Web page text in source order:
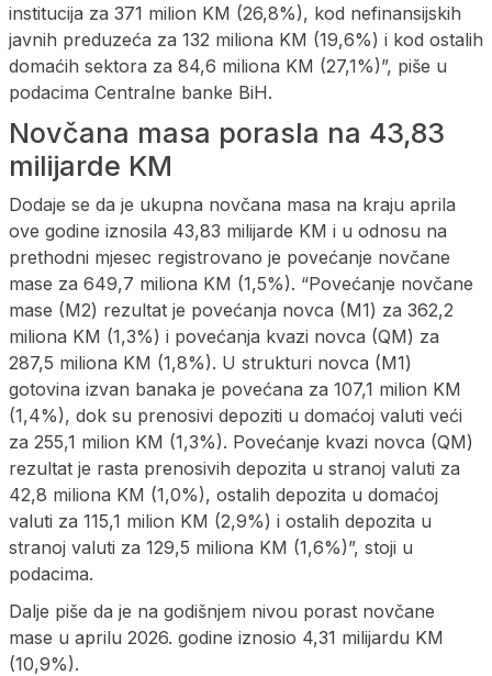
institucija za 371 milion KM (26,8%), kod nefinansijskih
javnih preduzeća za 132 miliona KM (19,6%) i kod ostalih
domaćih sektora za 84,6 miliona KM (27,1%)”, piše u
podacima Centralne banke BiH.
Novčana masa porasla na 43,83
milijarde KM
Dodaje se da je ukupna novčana masa na kraju aprila
ove godine iznosila 43,83 milijarde KM i u odnosu na
prethodni mjesec registrovano je povećanje novčane
mase za 649,7 miliona KM (1,5%). “Povećanje novčane
mase (M2) rezultat je povećanja novca (M1) za 362,2
miliona KM (1,3%) i povećanja kvazi novca (QM) za
287,5 miliona KM (1,8%). U strukturi novca (M1)
gotovina izvan banaka je povećana za 107,1 milion KM
(1,4%), dok su prenosivi depoziti u domaćoj valuti veći
za 255,1 milion KM (1,3%). Povećanje kvazi novca (QM)
rezultat je rasta prenosivih depozita u stranoj valuti za
42,8 miliona KM (1,0%), ostalih depozita u domaćoj
valuti za 115,1 milion KM (2,9%) i ostalih depozita u
stranoj valuti za 129,5 miliona KM (1,6%)”, stoji u
podacima.
Dalje piše da je na godišnjem nivou porast novčane
mase u aprilu 2026. godine iznosio 4,31 milijardu KM
(10,9%).